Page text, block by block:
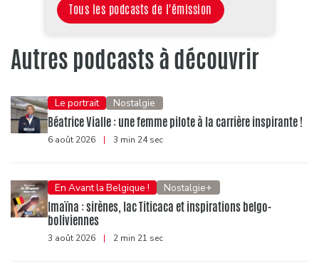
Tous les podcasts de l'émission
Autres podcasts à découvrir
Le portrait Nostalgie
Béatrice Vialle : une femme pilote à la carrière inspirante !
6 août 2026 | 3 min 24 sec
En Avant la Belgique ! Nostalgie+
Imaïna : sirènes, lac Titicaca et inspirations belgo-
boliviennes
3 août 2026 | 2 min 21 sec